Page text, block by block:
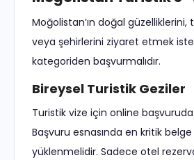
Moğolistan’ın doğal güzelliklerini,
veya şehirlerini ziyaret etmek
kategoriden başvurmalıdır.
Bireysel Turistik Geziler
Turistik vize için online başvuruda
Başvuru esnasında en kritik
yüklenmelidir. Sadece otel